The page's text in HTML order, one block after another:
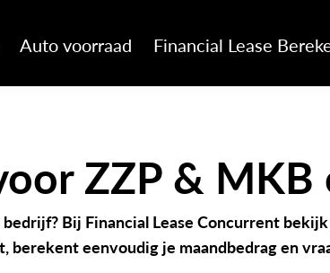
Auto voorraad Financial Lease
ZZP &
Bij Financial Lease Concurrent
eenvoudig je maandbedrag en